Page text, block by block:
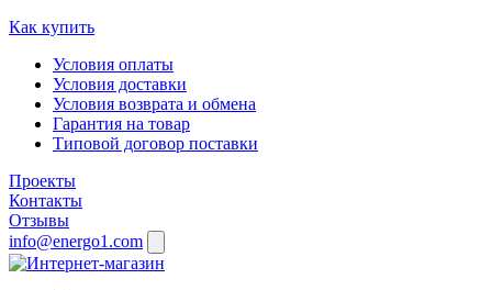
Как купить
Условия оплаты
Условия доставки
Условия возврата и обмена
Гарантия на товар
Типовой договор поставки
Проекты
Контакты
Отзывы
info@energo1.com